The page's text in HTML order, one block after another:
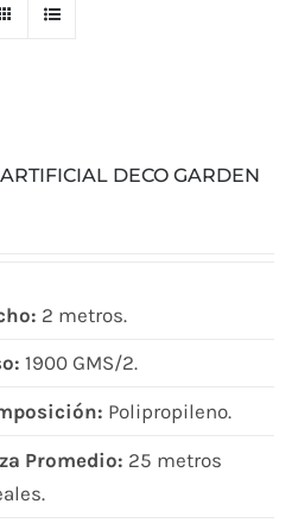
DECO GARDEN
2 metros.
1900 GMS/2.
Polipropileno.
Promedio: 25 metros